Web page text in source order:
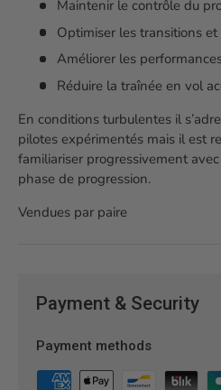
Maintenir le contrôle du
Optimiser les transitions
Améliorer les
Réduire la traînée en vol
En conditions turbulentes il
pilotes expérimentés mais il est
familiariser progressivement
phase de progression.
Vendues par paire
Payment & Security
Payment methods